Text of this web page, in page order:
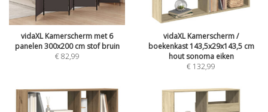
vidaXL Kamerscherm met 6
panelen 300x200 cm stof bruin
€82,99
vidaXL Kamerscherm /
boekenkast 143,5x29x143,5 cm
hout sonoma eiken
€ 132,99